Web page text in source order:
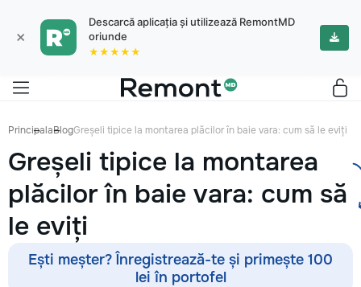
×
Descarcă aplicația și utilizează RemontMD
oriunde
★★★★★
PrincipalaBlogGreșeli tipice la montarea plăcilor în baie vara: cum să le eviți
Greșeli tipice la montarea
plăcilor în baie vara: cum să
le eviți
Ești meșter? Înregistrează-te și primește 100
lei în portofel